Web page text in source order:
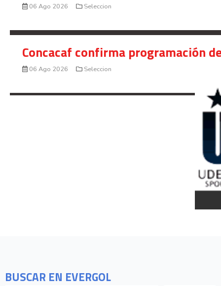
BUSCAR EN EVERGOL
06 Ago 2026 Seleccion
Concacaf confirma programación
06 Ago 2026 Seleccion